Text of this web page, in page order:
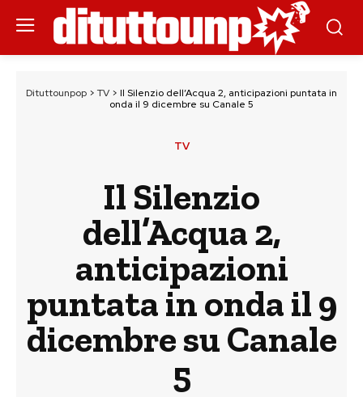
Dituttounpop > TV > Il Silenzio dell’Acqua 2, anticipazioni puntata in
onda il 9 dicembre su Canale 5
TV
Il Silenzio
dell’Acqua 2,
anticipazioni
puntata in onda il 9
dicembre su Canale
5